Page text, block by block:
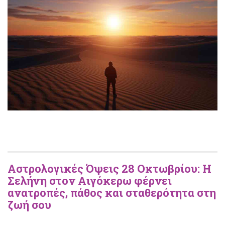
Αστρολογικές Όψεις 28 Οκτωβρίου: Η
Σελήνη στον Αιγόκερω φέρνει
ανατροπές, πάθος και σταθερότητα στη
ζωή σου